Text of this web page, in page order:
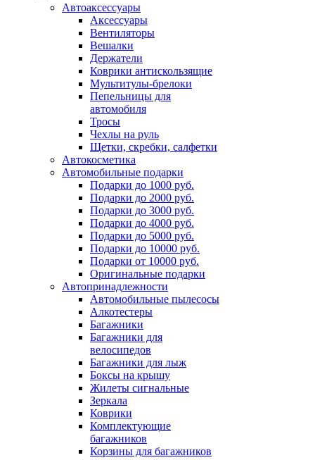
Автоаксессуары
Аксессуары
Вентиляторы
Вешалки
Держатели
Коврики антискользящие
Мультитулы-брелоки
Пепельницы для
автомобиля
Тросы
Чехлы на руль
Щетки, скребки, салфетки
Автокосметика
Автомобильные подарки
Подарки до 1000 руб.
Подарки до 2000 руб.
Подарки до 3000 руб.
Подарки до 4000 руб.
Подарки до 5000 руб.
Подарки до 10000 руб.
Подарки от 10000 руб.
Оригинальные подарки
Автопринадлежности
Автомобильные пылесосы
Алкотестеры
Багажники
Багажники для
велосипедов
Багажники для лыж
Боксы на крышу
Жилеты сигнальные
Зеркала
Коврики
Комплектующие
багажников
Корзины для багажников